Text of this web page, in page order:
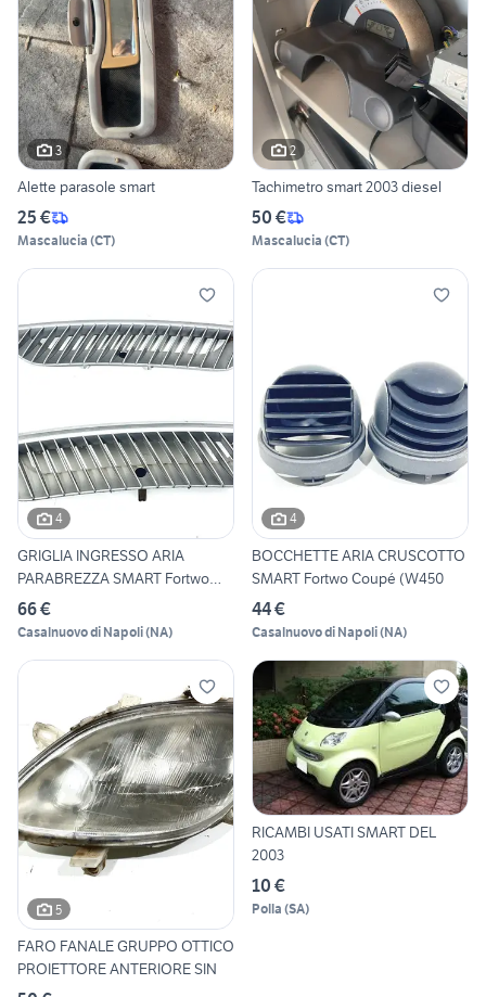
3
Alette parasole smart
25 €
Mascalucia (CT)
2
Tachimetro smart 2003 diesel
50 €
Mascalucia (CT)
4
GRIGLIA INGRESSO ARIA
PARABREZZA SMART Fortwo
Coup
66 €
Casalnuovo di Napoli(NA)
4
BOCCHETTE ARIA CRUSCOTTO
SMART Fortwo Coupé (W450
44 €
Casalnuovo di Napoli(NA)
5
FARO FANALE GRUPPO OTTICO
PROIETTORE ANTERIORE SIN
RICAMBI USATI SMART DEL
2003
10 €
Polla (SA)